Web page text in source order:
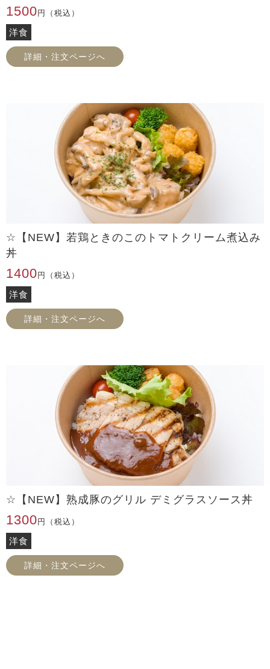
1500 円（税込）
洋食
詳細・注文ページへ
☆【NEW】若鶏ときのこのトマトクリーム煮込み
丼
1400 円（税込）
洋食
詳細・注文ページへ
☆【NEW】熟成豚のグリル デミグラスソース丼
1300 円（税込）
洋食
詳細・注文ページへ